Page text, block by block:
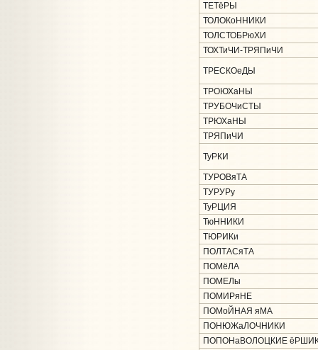
ТЕТёРЫ
ТОЛОКоННИКИ
ТОЛСТОБРюХИ
ТОХТиЧИ-ТРЯПиЧИ
ТРЕСКОеДЫ
ТРОЮХаНЫ
ТРУБОЧиСТЫ
ТРЮХаНЫ
ТРЯПиЧИ
ТуРКИ
ТУРОВяТА
ТУРУРу
ТуРЦИЯ
ТюННИКИ
ТЮРИКи
ПОЛТАСяТА
ПОМёЛА
ПОМЕЛы
ПОМИРяНЕ
ПОМоЙНАЯ яМА
ПОНЮЖаЛОЧНИКИ
ПОПОНаВОЛОЦКИЕ